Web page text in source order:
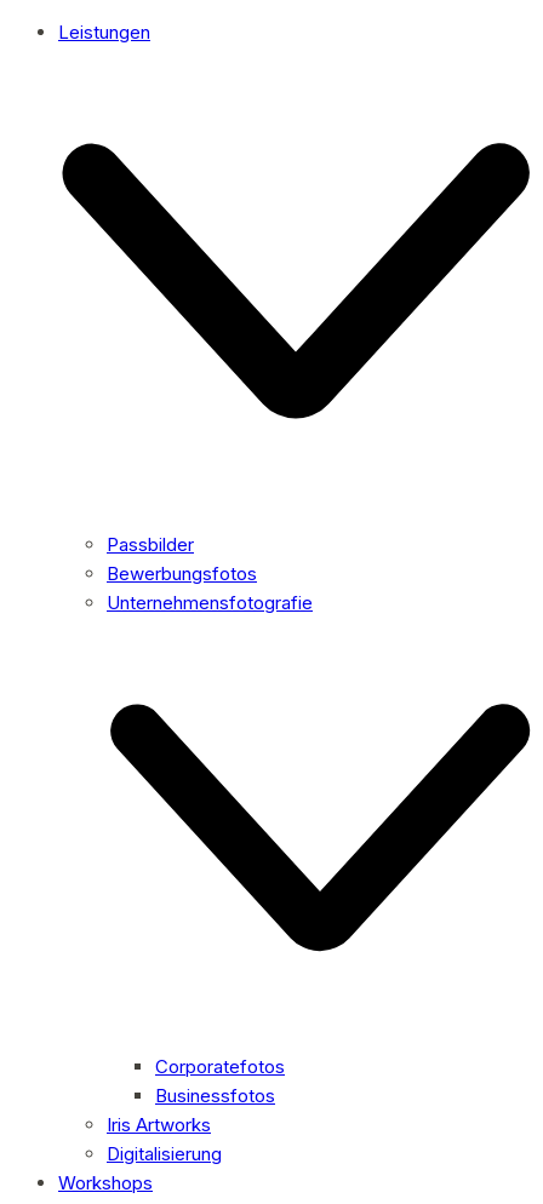
Leistungen
Passbilder
Bewerbungsfotos
Unternehmensfotografie
Corporatefotos
Businessfotos
Iris Artworks
Digitalisierung
Workshops